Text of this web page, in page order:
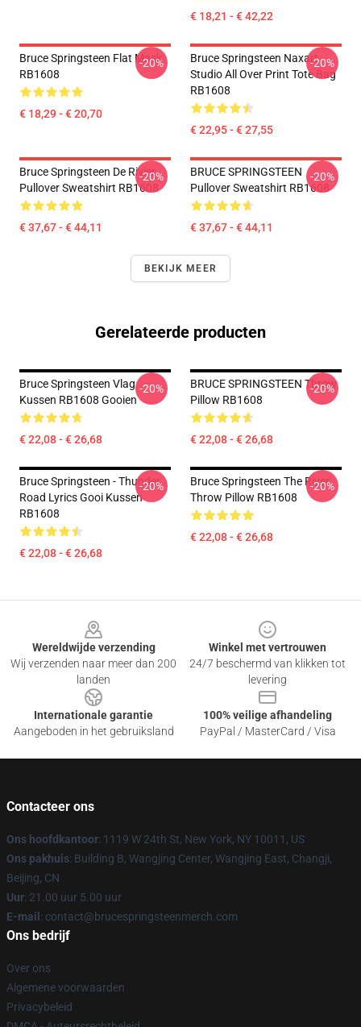
€ 18,21 - € 42,22
Bruce Springsteen Flat Mask
RB1608
€ 18,29 - € 20,70
-20%
Bruce Springsteen Naxart
Studio All Over Print Tote Bag
RB1608
€ 22,95 - € 27,55
-20%
Bruce Springsteen De Rivier
Pullover Sweatshirt RB1608
€ 37,67 - € 44,11
-20%
BRUCE SPRINGSTEEN
Pullover Sweatshirt RB1608
€ 37,67 - € 44,11
-20%
BEKIJK MEER
Gerelateerde producten
Bruce Springsteen Vlag
Kussen RB1608 Gooien
€ 22,08 - € 26,68
-20%
BRUCE SPRINGSTEEN Throw
Pillow RB1608
€ 22,08 - € 26,68
-20%
Bruce Springsteen - Thunder
Road Lyrics Gooi Kussen
RB1608
€ 22,08 - € 26,68
-20%
Bruce Springsteen The River
Throw Pillow RB1608
€ 22,08 - € 26,68
-20%
Wereldwijde verzending
Wij verzenden naar meer dan 200
landen
Winkel met vertrouwen
24/7 beschermd van klikken tot
levering
Internationale garantie
Aangeboden in het gebruiksland
100% veilige afhandeling
PayPal / MasterCard / Visa
Contacteer ons
Ons hoofdkantoor: 1119 W 24th St, New York, NY 10011, US
Ons pakhuis: Building B, Wangjing Center, Wangjing East, Changji,
Beijing, CN
Uur: 21.00 uur 5.00 uur
E-mail : contact@brucespringsteenmerch.com
Ons bedrijf
Over ons
Algemene voorwaarden
Privacybeleid